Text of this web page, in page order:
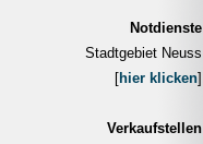
Notdienste
Stadtgebiet Neuss
[hier klicken]
Verkaufstellen